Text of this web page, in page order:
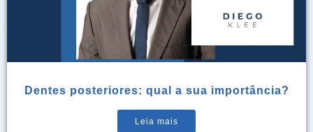
Dentes posteriores: qual a sua importância?
Leia mais